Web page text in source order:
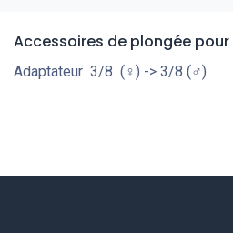
Accessoires de plongée pour
Adaptateur 3/8 (♀) -> 3/8 (♂)